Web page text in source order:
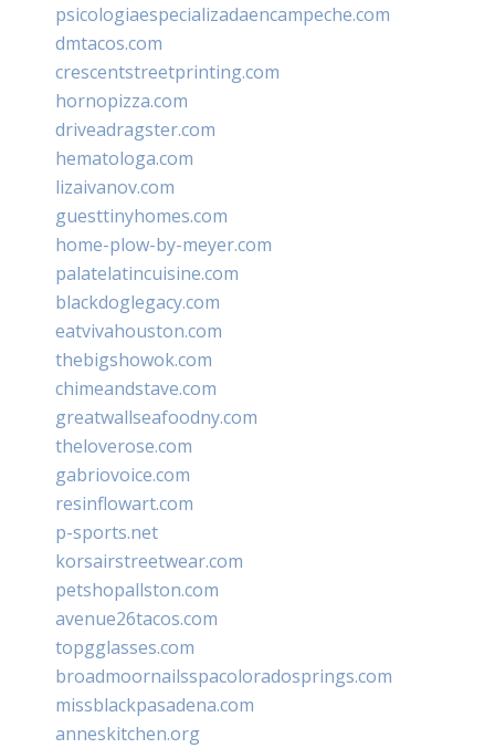
psicologiaespecializadaencampeche.com
dmtacos.com
crescentstreetprinting.com
hornopizza.com
driveadragster.com
hematologa.com
lizaivanov.com
guesttinyhomes.com
home-plow-by-meyer.com
palatelatincuisine.com
blackdoglegacy.com
eatvivahouston.com
thebigshowok.com
chimeandstave.com
greatwallseafoodny.com
theloverose.com
gabriovoice.com
resinflowart.com
p-sports.net
korsairstreetwear.com
petshopallston.com
avenue26tacos.com
topgglasses.com
broadmoornailsspacoloradosprings.com
missblackpasadena.com
anneskitchen.org